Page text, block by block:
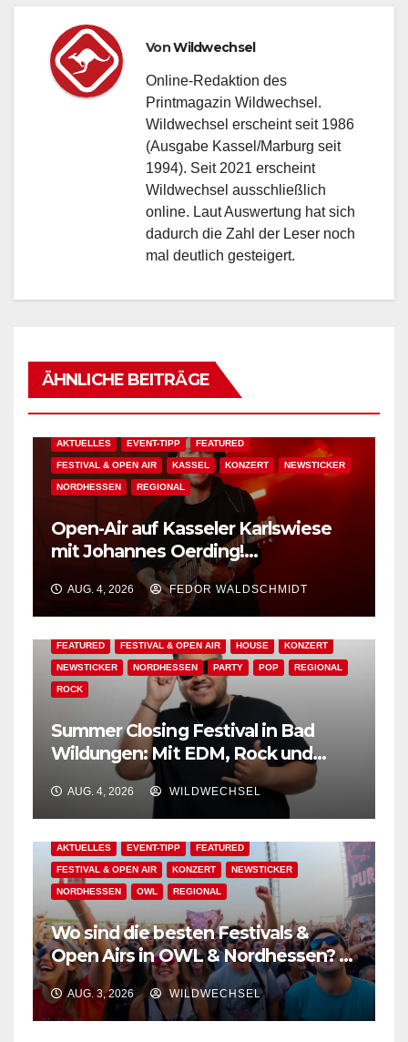
VonWildwechsel
Online-Redaktion des
Printmagazin Wildwechsel.
Wildwechsel erscheint seit 1986
(Ausgabe Kassel/Marburg seit
1994). Seit 2021 erscheint
Wildwechsel ausschließlich
online. Laut Auswertung hat sich
dadurch die Zahl der Leser noch
mal deutlich gesteigert.
ÄHNLICHE BEITRÄGE
AKTUELLES EVENT-TIPP FEATURED
FESTIVAL & OPEN AIR KASSEL KONZERT NEWSTICKER
NORDHESSEN REGIONAL
Open-Air auf Kasseler Karlswiese
mit Johannes Oerding!
Zusatzkontingent an Tickets
erhältlich!
AUG. 4, 2026 FEDOR WALDSCHMIDT
FEATURED FESTIVAL & OPEN AIR HOUSE KONZERT
NEWSTICKER NORDHESSEN PARTY POP REGIONAL
ROCK
Summer Closing Festival in Bad
Wildungen: Mit EDM, Rock und
Festivalflair klingt der Sommer aus!
AUG. 4, 2026 WILDWECHSEL
AKTUELLES EVENT-TIPP FEATURED
FESTIVAL & OPEN AIR KONZERT NEWSTICKER
NORDHESSEN OWL REGIONAL
Wo sind die besten Festivals &
Open Airs in OWL & Nordhessen? –
Der Ww-Festival-Planer!
AUG. 3, 2026 WILDWECHSEL